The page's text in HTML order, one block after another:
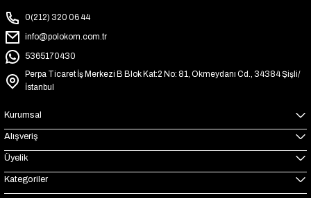
0(212) 320 06 44
info@polokom.com.tr
5365170430
Perpa Ticaret İş Merkezi B Blok Kat:2 No: 81, Okmeydanı Cd., 34384 Şişli/
İstanbul
Kurumsal
Alışveriş
Üyelik
Kategoriler